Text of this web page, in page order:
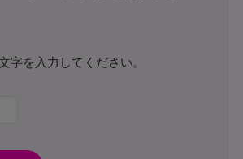
字を入力してください。